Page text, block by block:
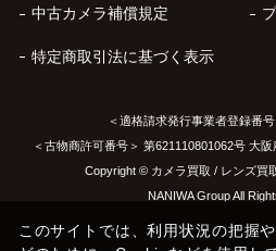
中古カメラ補償規定
特定商取引法に基づく表示
＜適格請求発行事業者登録番
＜古物商許可番号＞ 第621110801062号 大
Copyright © カメラ買取 / レンズ買
NANIWA Group All
このサイトでは、利用状況の把握